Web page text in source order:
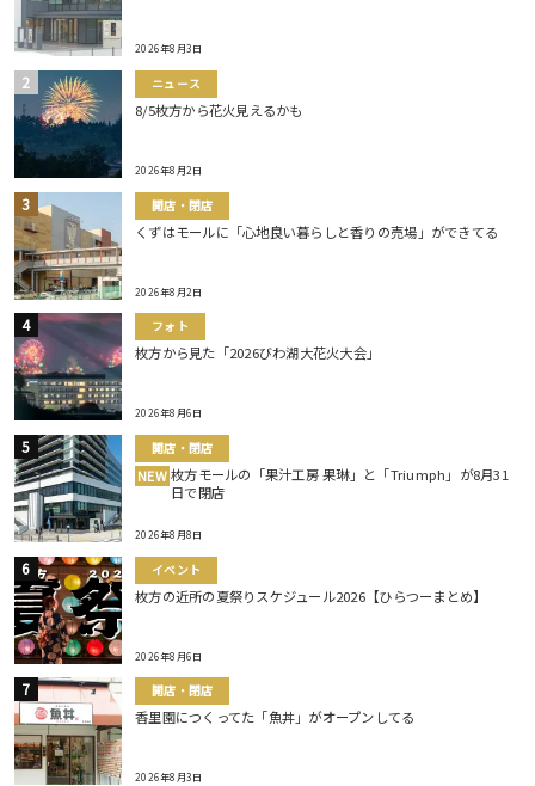
2026年8月3日
ニュース
8/5枚方から花火見えるかも
2026年8月2日
開店・閉店
くずはモールに「心地良い暮らしと香りの売場」ができてる
2026年8月2日
フォト
枚方から見た「2026びわ湖大花火大会」
2026年8月6日
開店・閉店
NEW 枚方モールの「果汁工房 果琳」と「Triumph」が8月31
日で閉店
2026年8月8日
イベント
枚方の近所の夏祭りスケジュール2026【ひらつーまとめ】
2026年8月6日
開店・閉店
香里園につくってた「魚丼」がオープンしてる
2026年8月3日